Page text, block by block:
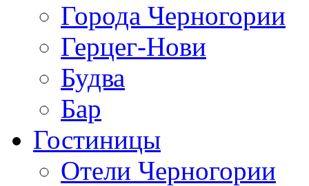
Города Черногории
Герцег-Нови
Будва
Бар
Гостиницы
Отели Черногории